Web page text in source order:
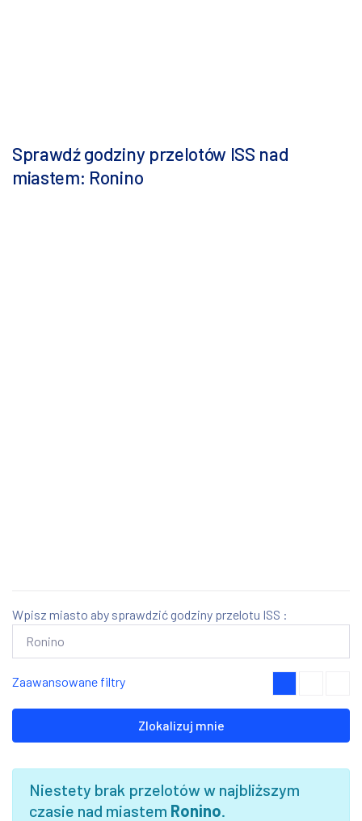
Sprawdź godziny przelotów ISS nad
miastem: Ronino
Wpisz miasto aby sprawdzić godziny przelotu ISS :
Zaawansowane filtry
Zlokalizuj mnie
Niestety brak przelotów w najbliższym
czasie nad miastem Ronino.